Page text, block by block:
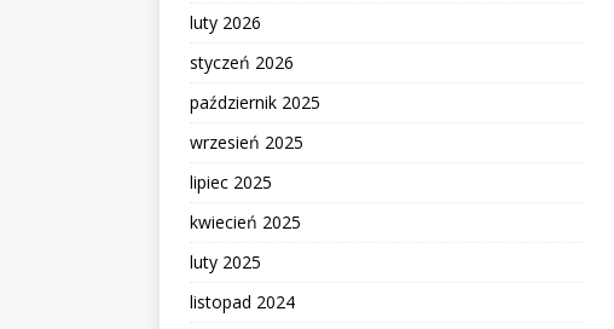
luty 2026
styczeń 2026
październik 2025
wrzesień 2025
lipiec 2025
kwiecień 2025
luty 2025
listopad 2024